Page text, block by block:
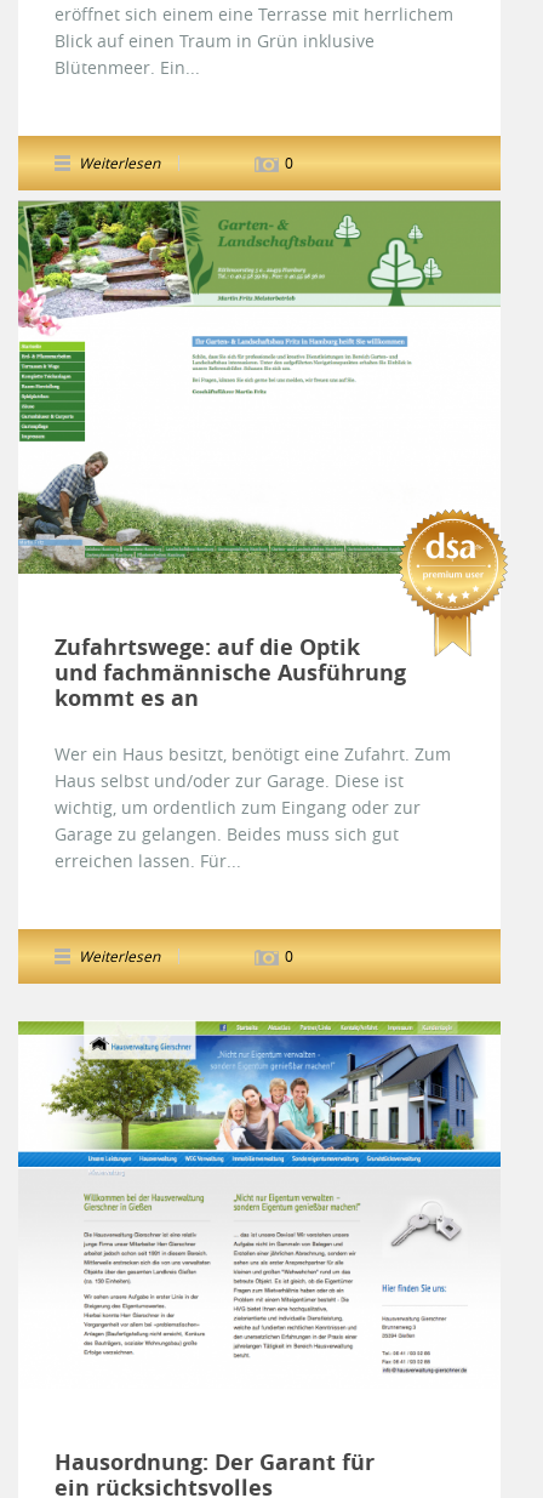
eröffnet sich einem eine Terrasse mit herrlichem
Blick auf einen Traum in Grün inklusive
Blütenmeer. Ein...
Weiterlesen 0
Zufahrtswege: auf die Optik
und fachmännische Ausführung
kommt es an
Wer ein Haus besitzt, benötigt eine Zufahrt. Zum
Haus selbst und/oder zur Garage. Diese ist
wichtig, um ordentlich zum Eingang oder zur
Garage zu gelangen. Beides muss sich gut
erreichen lassen. Für...
Weiterlesen 0
Hausordnung: Der Garant für
ein rücksichtsvolles